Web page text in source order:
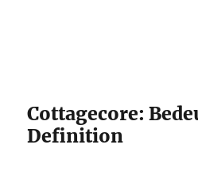
Cottagecore:
Definition